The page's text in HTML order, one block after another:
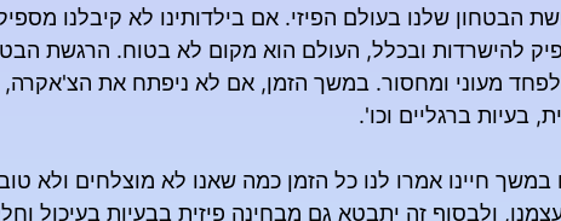
שלנו בעולם הפיזי. אם בילדותינו לא קיבלנו
להישרדות ובכלל, העולם הוא מקום לא בטוח. הרגשת
לפחד מעוני ומחסור. במשך הזמן, אם לא ניפתח את
בעיות ברגליים וכו'.
חיינו אמרו לנו כל הזמן כמה שאנו לא מוצלחים ולא
ולבסוף זה יתבטא גם מבחינה פיזית בבעיות בעיכול